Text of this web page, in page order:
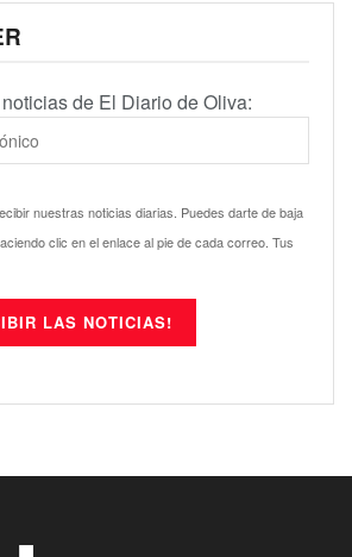
de El Diario de Oliva:
nuestras noticias diarias. Puedes darte de baja
clic en el enlace al pie de cada correo. Tus